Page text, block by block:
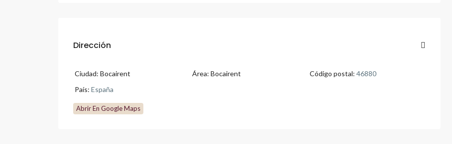
Dirección
Ciudad: Bocairent Área: Bocairent Código postal: 46880
País: España
Abrir En Google Maps